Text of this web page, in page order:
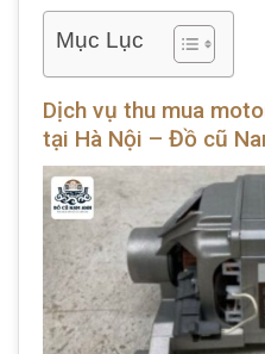
Mục Lục
Dịch vụ thu mua
tại Hà Nội – Đồ cũ